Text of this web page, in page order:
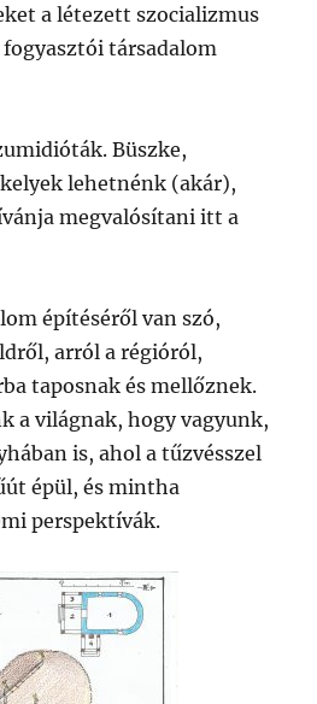
a létezett szocializmus
társadalom
Büszke,
lehetnénk (akár),
megvalósítani itt a
építéséről van szó,
arról a régióról,
taposnak és mellőznek.
a világnak, hogy vagyunk,
is, ahol a tűzvésszel
épül, és mintha
perspektívák.